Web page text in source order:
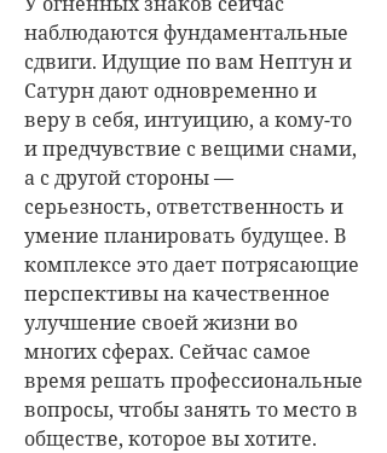
наблюдаются фундаментальные
сдвиги. Идущие по вам Нептун и
Сатурн дают одновременно и
веру в себя, интуицию, а кому-то
и предчувствие с вещими снами,
а с другой стороны —
серьезность, ответственность и
умение планировать будущее. В
комплексе это дает потрясающие
перспективы на качественное
улучшение своей жизни во
многих сферах. Сейчас самое
время решать профессиональные
вопросы, чтобы занять то место в
обществе, которое вы хотите.